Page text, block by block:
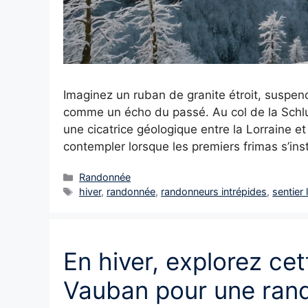
Imaginez un ruban de granite étroit,
comme un écho du passé. Au col de la
une cicatrice géologique entre la Lorraine
contempler lorsque les premiers frimas
Catégories
Randonnée
Étiquettes
hiver, randonnée, randonneurs intrépides, sentier
En hiver, explorez
Vauban pour une